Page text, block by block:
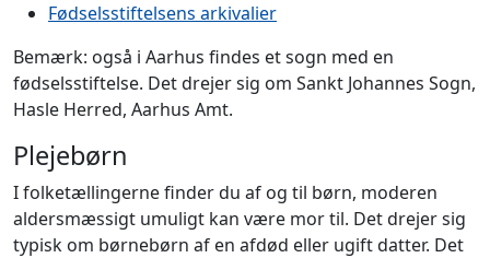
Fødselsstiftelsens arkivalier
Bemærk: også i Aarhus findes et sogn med en
fødselsstiftelse. Det drejer sig om Sankt Johannes Sogn,
Hasle Herred, Aarhus Amt.
Plejebørn
I folketællingerne finder du af og til børn, moderen
aldersmæssigt umuligt kan være mor til. Det drejer sig
typisk om børnebørn af en afdød eller ugift datter. Det